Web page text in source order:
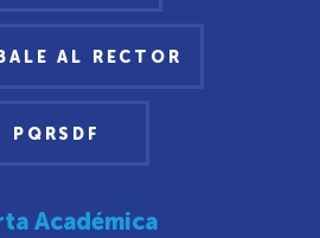
AL RECTOR
PQRSDF
Académica